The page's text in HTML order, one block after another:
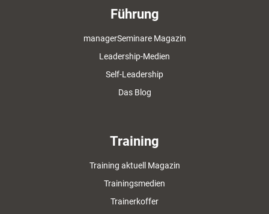
Führung
managerSeminare Magazin
Leadership-Medien
Self-Leadership
Das Blog
Training
Training aktuell Magazin
Trainingsmedien
Trainerkoffer